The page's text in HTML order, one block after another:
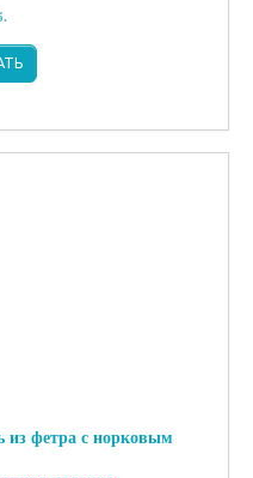
фетра с норковым